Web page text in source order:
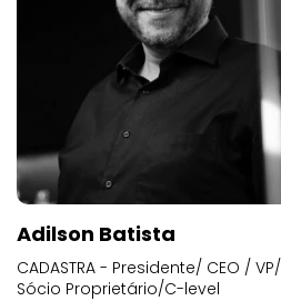
Adilson Batista
CADASTRA - Presidente/ CEO / VP/
Sócio Proprietário/C-level